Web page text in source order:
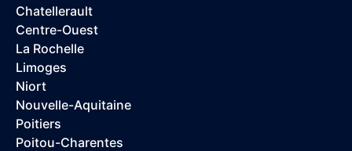
Chatellerault
Centre-Ouest
La Rochelle
Limoges
Niort
Nouvelle-Aquitaine
Poitiers
Poitou-Charentes